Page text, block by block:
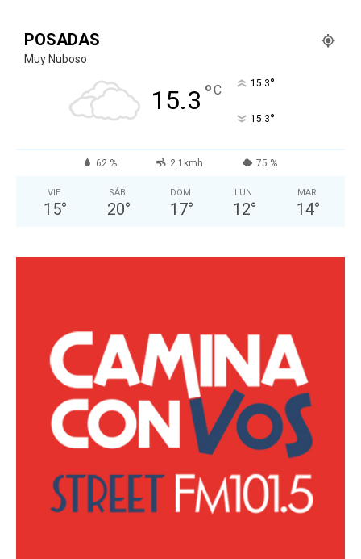
POSADAS
Muy Nuboso
15.3 °C 15.3°
15.3°
62 % 2.1kmh 75 %
VIE
15°
SÁB
20°
DOM
17°
LUN
12°
MAR
14°